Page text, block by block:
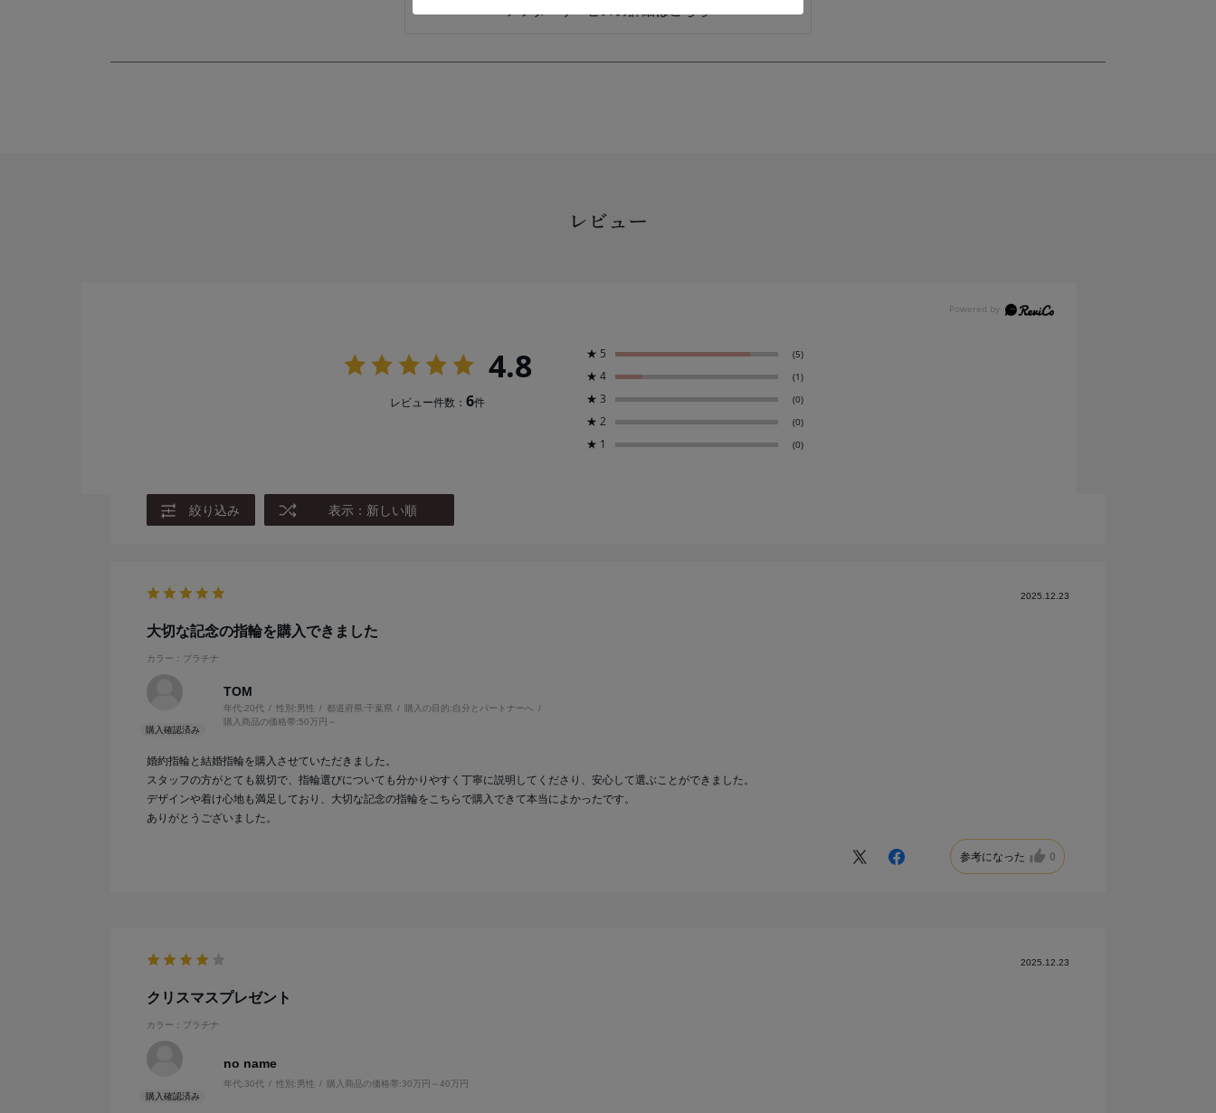
アフターサービスの詳細はこちら
レビュー
4.8
レビュー件数： 6件
★ 5 (5)
★ 4 (1)
★ 3 (0)
★ 2 (0)
★ 1 (0)
絞り込み 表示：新しい順
2025.12.23
大切な記念の指輪を購入できました
カラー：プラチナ
TOM
年代:20代 性別:男性 都道府県:千葉県 購入の目的:自分とパートナーへ
購入商品の価格帯:50万円～
婚約指輪と結婚指輪を購入させていただきました。
スタッフの方がとても親切で、指輪選びについても分かりやすく丁寧に説明してくださり、安心して選ぶことができました。
デザインや着け心地も満足しており、大切な記念の指輪をこちらで購入できて本当によかったです。
ありがとうございました。
参考になった 0
2025.12.23
クリスマスプレゼント
カラー：プラチナ
no name
年代:30代 性別:男性 購入商品の価格帯:30万円～40万円